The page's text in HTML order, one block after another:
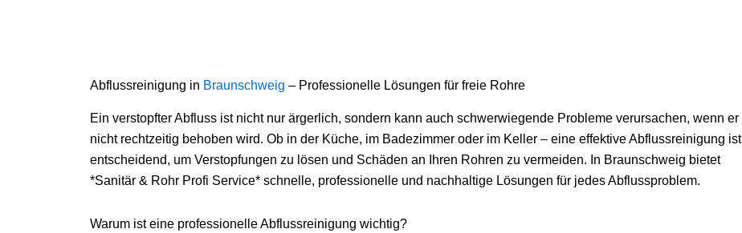
Abflussreinigung in Braunschweig – Professionelle Lösungen für freie Rohre
Ein verstopfter Abfluss ist nicht nur ärgerlich, sondern kann auch schwerwiegende Probleme verursachen, wenn er
nicht rechtzeitig behoben wird. Ob in der Küche, im Badezimmer oder im Keller – eine effektive Abflussreinigung ist
entscheidend, um Verstopfungen zu lösen und Schäden an Ihren Rohren zu vermeiden. In Braunschweig bietet
*Sanitär & Rohr Profi Service* schnelle, professionelle und nachhaltige Lösungen für jedes Abflussproblem.
Warum ist eine professionelle Abflussreinigung wichtig?